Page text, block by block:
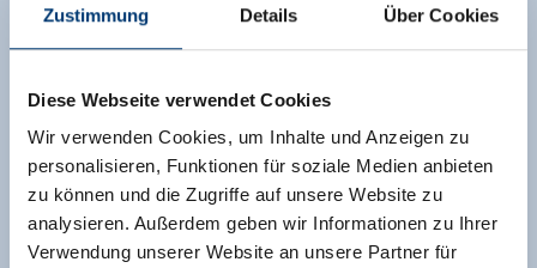
Zustimmung Details Über Cookies
Diese Webseite verwendet Cookies
Wir verwenden Cookies, um Inhalte und Anzeigen zu
personalisieren, Funktionen für soziale Medien anbieten
zu können und die Zugriffe auf unsere Website zu
analysieren. Außerdem geben wir Informationen zu Ihrer
Verwendung unserer Website an unsere Partner für